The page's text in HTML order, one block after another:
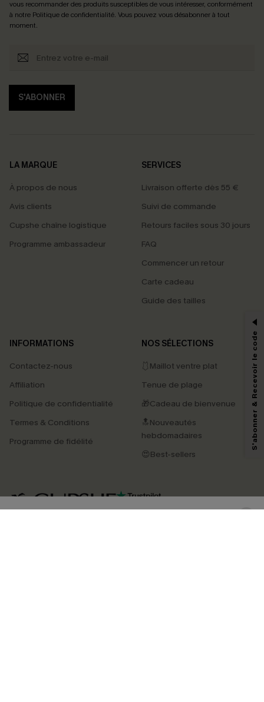
vous recommander des produits susceptibles de vous intéresser, conformément
à notre Politique de confidentialité. Vous pouvez vous désabonner à tout
moment.
S'ABONNER
LA MARQUE
À propos de nous
Avis clients
Cupshe chaîne logistique
Programme ambassadeur
SERVICES
Livraison offerte dès 55 €
Suivi de commande
Retours faciles sous 30 jours
FAQ
Commencer un retour
Carte cadeau
Guide des tailles
INFORMATIONS
Contactez-nous
Affiliation
Politique de confidentialité
Termes & Conditions
Programme de fidélité
NOS SÉLECTIONS
🩱Maillot ventre plat
Tenue de plage
🎁Cadeau de bienvenue
🔝Nouveautés
hebdomadaires
😍Best-sellers
4.4
PROFITEZ DE -15%
marketing (y compris du contenu généré par l'IA) de Cupshe et
pouvons utiliser les données collectées sur notre site ainsi que des
savoir si ceux-ci ont été ouverts, de mesurer votre engagement, de
personnaliser nos contenus et nos offres, et de vous recommander des
produits susceptibles de vous intéresser, conformément à notre
Politique de
. Vous pouvez vous désabonner à tout moment.
S'abonner & Recevoir le code